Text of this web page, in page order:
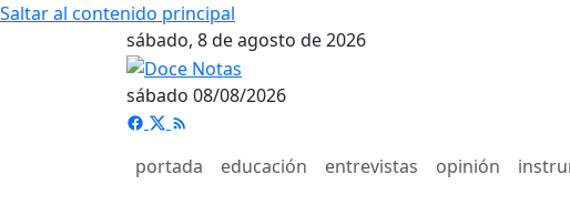
Saltar al contenido principal
sábado, 8 de agosto de 2026
sábado 08/08/2026
portada educación entrevistas opinión